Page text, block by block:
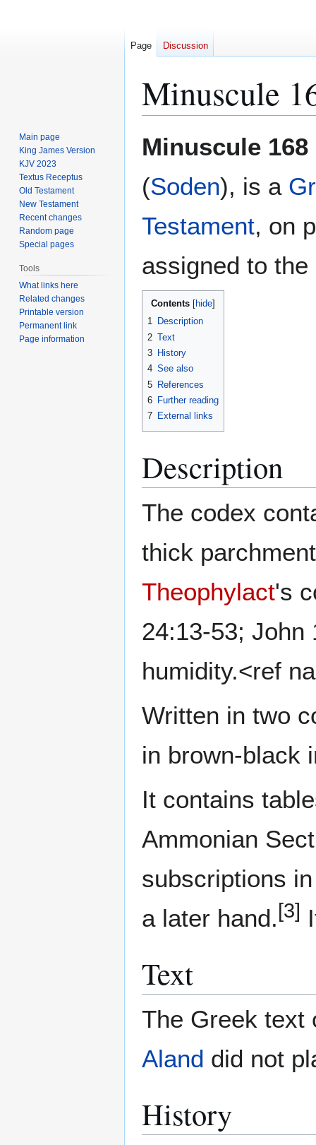
Minuscule
toto
Minuscule 168
(Soden), is a
Testament, on
assigned to
Contents
1 Description
2 Text
3 History
4 See also
5 References
6 Further reading
7 External links
Description
The codex
thick
Theophylact's
24:13-53; John
humidity.<ref
Written in two
in brown-black
It contains
Ammonian
subscriptions
a later hand. [3]
Text
The Greek text
Aland did not
History
Page Discussion
Main page
King James Version
KJV 2023
Textus Receptus
Old Testament
New Testament
Recent changes
Random page
Special pages
Tools
What links here
Related changes
Printable version
Permanent link
Page information